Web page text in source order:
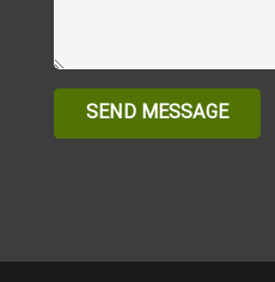
SEND MESSAGE